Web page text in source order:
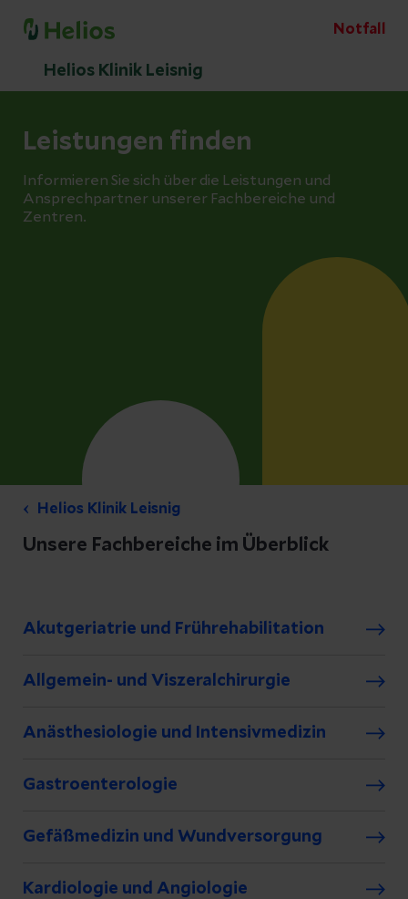
Notfall
Helios Klinik Leisnig
Leistungen finden
Informieren Sie sich über die Leistungen und
Ansprechpartner unserer Fachbereiche und
Zentren.
Helios Klinik Leisnig
Unsere Fachbereiche im Überblick
Akutgeriatrie und Frührehabilitation
Allgemein- und Viszeralchirurgie
Anästhesiologie und Intensivmedizin
Gastroenterologie
Gefäßmedizin und Wundversorgung
Kardiologie und Angiologie